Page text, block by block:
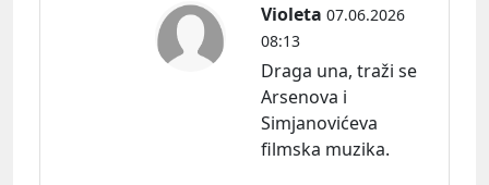
Violeta 07.06.2026
08:13
Draga una, traži se
Arsenova i
Simjanovićeva
filmska muzika.